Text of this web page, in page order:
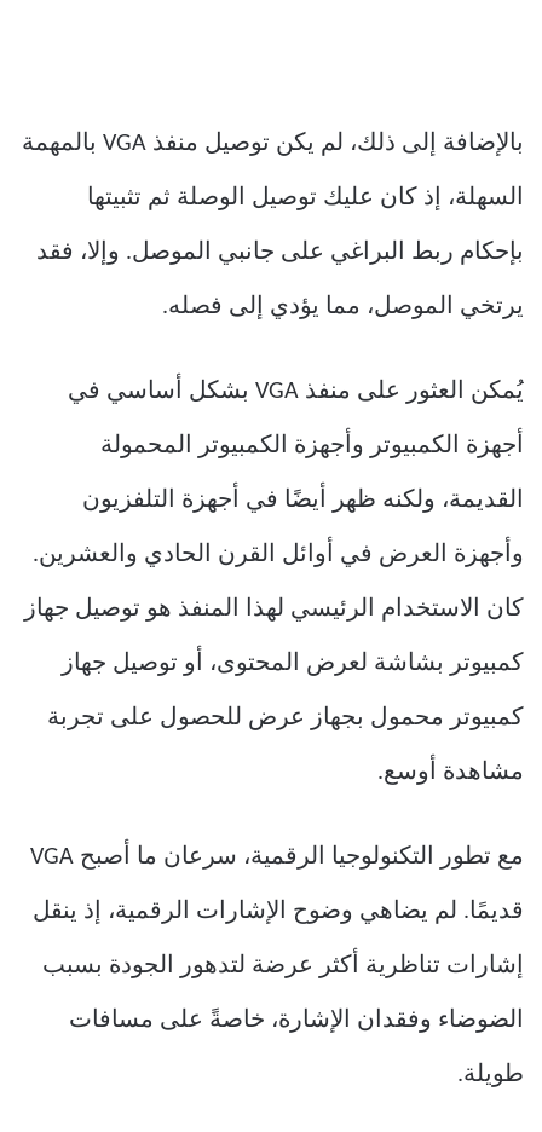
بالإضافة إلى ذلك، لم يكن توصيل منفذ VGA بالمهمة
السهلة، إذ كان عليك توصيل الوصلة ثم تثبيتها
بإحكام ربط البراغي على جانبي الموصل. وإلا، فقد
يرتخي الموصل، مما يؤدي إلى فصله.
يُمكن العثور على منفذ VGA بشكل أساسي في
أجهزة الكمبيوتر وأجهزة الكمبيوتر المحمولة
القديمة، ولكنه ظهر أيضًا في أجهزة التلفزيون
وأجهزة العرض في أوائل القرن الحادي والعشرين.
كان الاستخدام الرئيسي لهذا المنفذ هو توصيل جهاز
كمبيوتر بشاشة لعرض المحتوى، أو توصيل جهاز
كمبيوتر محمول بجهاز عرض للحصول على تجربة
مشاهدة أوسع.
مع تطور التكنولوجيا الرقمية، سرعان ما أصبح VGA
قديمًا. لم يضاهي وضوح الإشارات الرقمية، إذ ينقل
إشارات تناظرية أكثر عرضة لتدهور الجودة بسبب
الضوضاء وفقدان الإشارة، خاصةً على مسافات
طويلة.